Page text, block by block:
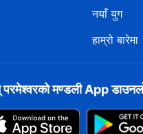
नयाँ युग
हाम्रो बारेमा
परमेश्‍वरको मण्डली App